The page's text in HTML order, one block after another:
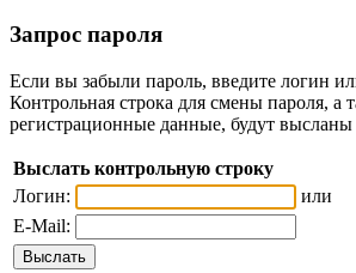
Запрос пароля
Если вы забыли пароль, введите логин
Контрольная строка для смены пароля, а
регистрационные данные, будут
Выслать контрольную строку
Логин:
или
E-Mail: